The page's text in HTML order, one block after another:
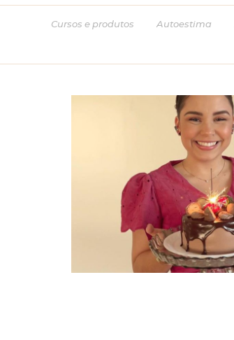
Cursos e produtos Autoestima